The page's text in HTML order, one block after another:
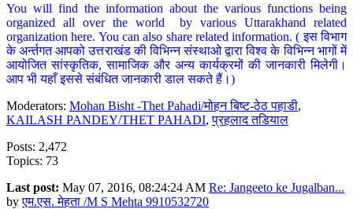
You will find the information about the various functions being
organized all over the world by various Uttarakhand related
organization here. You can also share related information. ( इस विभाग
के अर्न्तगत आपको उत्तराखंड की विभिन्न संस्थाओ द्वारा विश्व के विभिन्न भागों में
आयोजित सांस्कृतिक, सामाजिक और अन्य कार्यक्रमों की जानकारी मिलेगी।
आप भी यहाँ इससे संबंधित जानकारी डाल सकते हैं।)
Moderators: Mohan Bisht -Thet Pahadi/मोहन बिष्ट-ठेठ पहाडी,
KAILASH PANDEY/THET PAHADI,प्रहलाद तडियाल
Posts: 2,472
Topics: 73
Last post: May 07, 2016, 08:24:24 AM Re: Jangeeto ke Jugalban...
byएम.एस. मेहता /M S Mehta 9910532720